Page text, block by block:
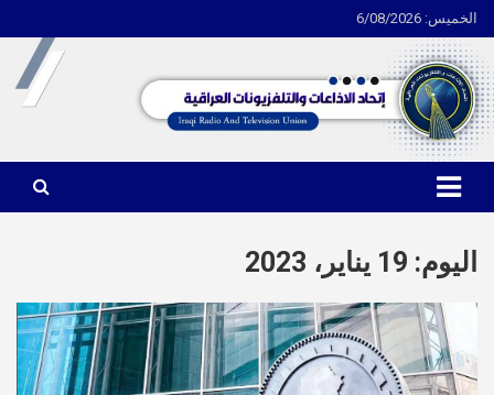
الخميس: 6/08/2026
Skip
to
content
اتحاد الاذاعات والتلفزيونات العراقية
اليوم: 19 يناير، 2023